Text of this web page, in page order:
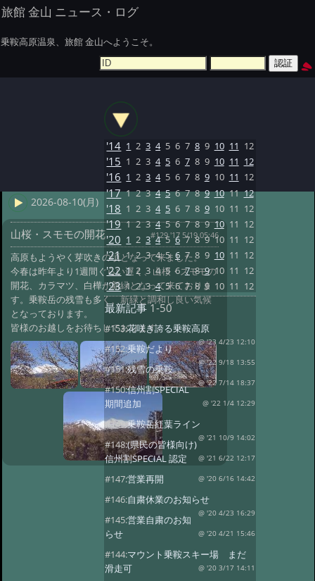
旅館 金山 ニュース・ログ
乗鞍高原温泉、旅館 金山へようこそ。
2026-08-10(月)
山桜・スモモの開花 #129 '17 5/19 05:46
高原もようやく芽吹きの頃となって来ました。
今春は昨年より1週間ぐらい遅く、山桜・スモモの
開花、カラマツ、白樺が新緑となって来ておりま
す。乗鞍岳の残雪も多く、新緑と調和し良い気候
となっております。
皆様のお越しをお待ちしております。
'14 1 2 3 4 5 6 7 8 9 10 11 12
'15 1 2 3 4 5 6 7 8 9 10 11 12
'16 1 2 3 4 5 6 7 8 9 10 11 12
'17 1 2 3 4 5 6 7 8 9 10 11 12
'18 1 2 3 4 5 6 7 8 9 10 11 12
'19 1 2 3 4 5 6 7 8 9 10 11 12
'20 1 2 3 4 5 6 7 8 9 10 11 12
'21 1 2 3 4 5 6 7 8 9 10 11 12
'22 1 2 3 4 5 6 7 8 9 10 11 12
'23 1 2 3 4 5 6 7 8 9 10 11 12
最新記事1-50
#153:花咲き誇る乗鞍高原
@ '23 4/23 12:10
#152:乗鞍だより
@ '22 9/18 13:55
#151:残雪の乗鞍
@ '22 7/14 18:37
#150:信州割SPECIAL
期間追加
@ '22 1/4 12:29
#149:乗鞍岳紅葉ライン
@ '21 10/9 14:02
#148:(県民の皆様向け)
信州割SPECIAL 認定
@ '21 6/22 12:17
#147:営業再開 @ '20 6/16 14:42
#146:自粛休業のお知らせ
@ '20 4/23 16:29
#145:営業自粛のお知
らせ
@ '20 4/21 15:46
#144:マウント乗鞍スキー場 まだ
滑走可
@ '20 3/17 14:11